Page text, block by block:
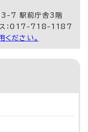
7 駅前庁舎3階
：017-718-1187
ださい。